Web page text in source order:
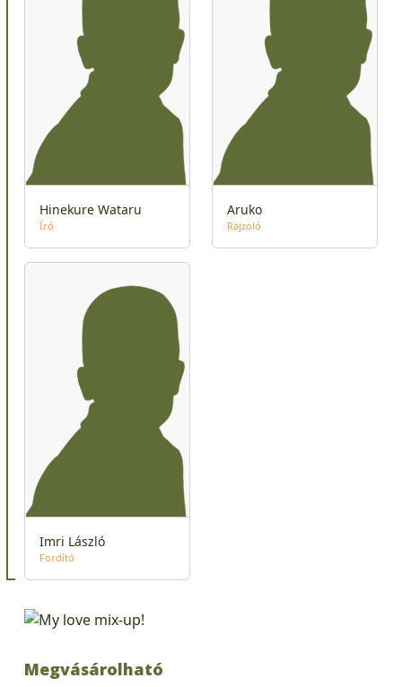
Hinekure Wataru
Író
Aruko
Rajzoló
Imri László
Fordító
Megvásárolható